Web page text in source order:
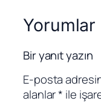
Yorumlar
Bir yanıt yazın
E-posta
alanlar* ile